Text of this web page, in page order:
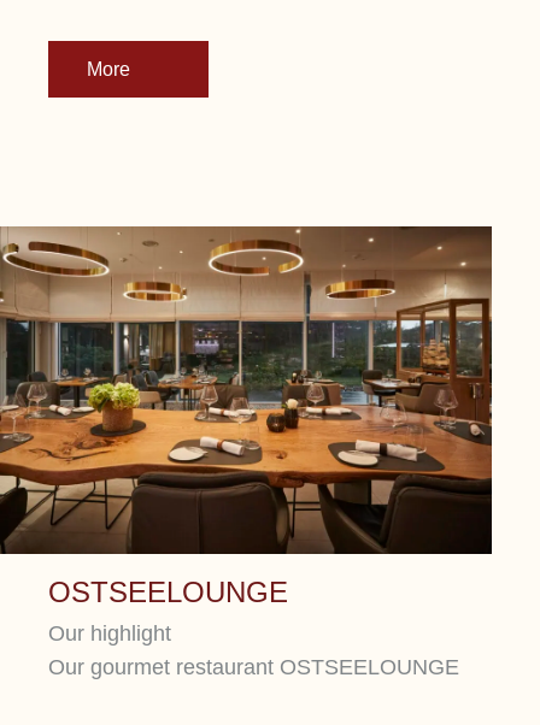
More
OSTSEELOUNGE
Our highlight
Our gourmet restaurant OSTSEELOUNGE